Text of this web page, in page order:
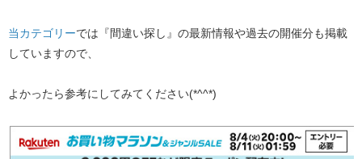
当カテゴリーでは『間違い探し』の最新情報や過去の開催分も掲載
していますので、
よかったら参考にしてみてください(*^^*)